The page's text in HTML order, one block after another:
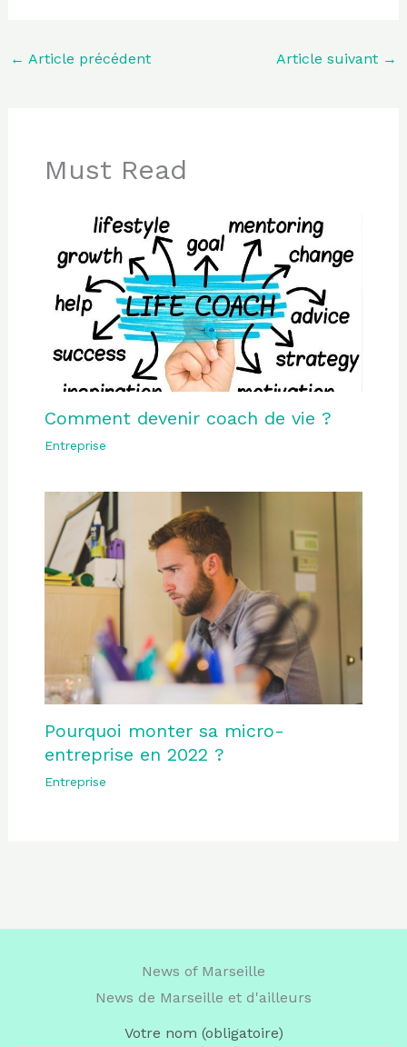
← Article précédent Article suivant →
Must Read
Comment devenir coach de vie ?
Entreprise
Pourquoi monter sa micro-
entreprise en 2022 ?
Entreprise
News of Marseille
News de Marseille et d'ailleurs
Votre nom (obligatoire)